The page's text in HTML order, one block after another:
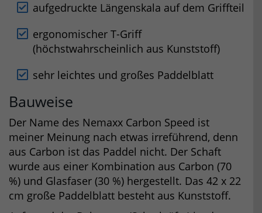
aufgedruckte Längenskala auf dem Griffteil
ergonomischer T-Griff
(höchstwahrscheinlich aus Kunststoff)
sehr leichtes und großes Paddelblatt
Bauweise
Der Name des Nemaxx Carbon Speed ist
meiner Meinung nach etwas irreführend, denn
aus Carbon ist das Paddel nicht. Der Schaft
wurde aus einer Kombination aus Carbon (70
%) und Glasfaser (30 %) hergestellt. Das 42 x 22
cm große Paddelblatt besteht aus Kunststoff.